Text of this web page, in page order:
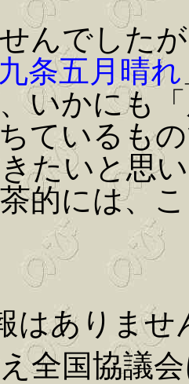
んでした
条五月晴れ
いかにも
ているも
たいと思
的には、
はありま
全国協議